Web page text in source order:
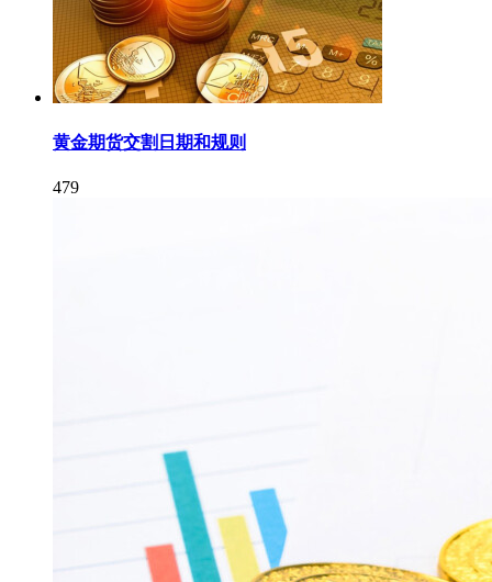
黄金期货交割日期和规则
479